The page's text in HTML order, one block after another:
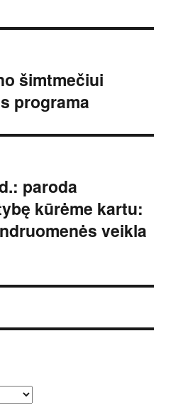
šimtmečiui
programa
paroda
kūrėme kartu:
veikla